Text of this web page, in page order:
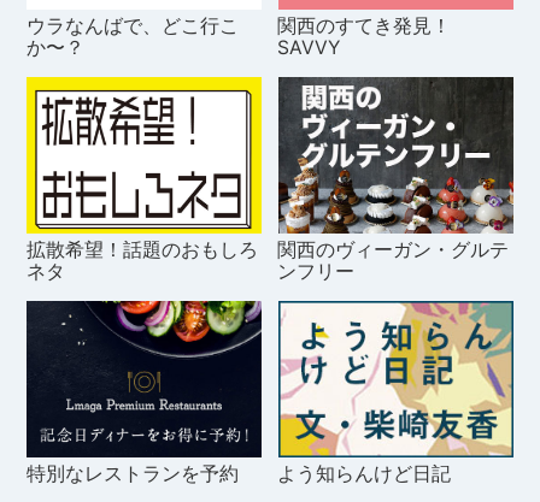
ウラなんばで、どこ行こ
か〜？
関西のすてき発見！
SAVVY
拡散希望！話題のおもしろ
ネタ
関西のヴィーガン・グルテ
ンフリー
特別なレストランを予約 よう知らんけど日記